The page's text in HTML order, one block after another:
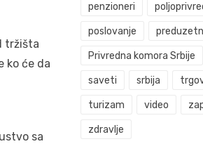
tržišta
ko će da
sa
penzioneri
poslovanje
Privredna komora Srbije
saveti srbija
turizam video
zdravlje